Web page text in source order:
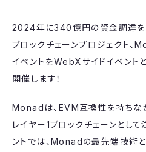
​2024年に340億円の資金調達を
ブロックチェーンプロジェクト、
イベントをWebXサイドイベント
開催します！
​Monadは、EVM互換性を持ち
レイヤー1ブロックチェーンとし
ントでは、Monadの最先端技術